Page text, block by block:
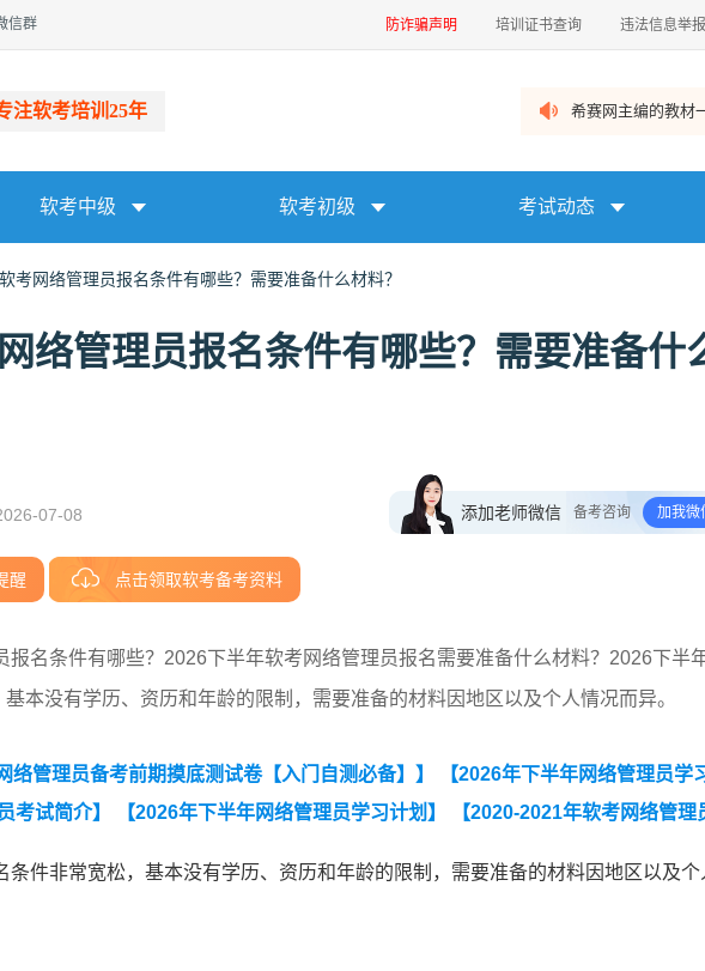
信群 防诈骗声明 培训证书查询 违法信息举报
注软考培训25年 希赛网主编的教材
软考中级 软考初级 考试动态
考网络管理员报名条件有哪些？需要准备什么材料？
络管理员报名条件有哪些？需要准备什
07-08 添加老师微信 备考咨询 加我微
醒 点击领取软考备考资料
报名条件有哪些？2026下半年软考网络管理员报名需要准备什么材料？2026下半
本没有学历、资历和年龄的限制，需要准备的材料因地区以及个人情况而异。
络管理员备考前期摸底测试卷【入门自测必备】】
【2026年下半年网络管理员学
考试简介】 【2026年下半年网络管理员学习计划】
【2020-2021年软考网络管理
条件非常宽松，基本没有学历、资历和年龄的限制，需要准备的材料因地区以及个